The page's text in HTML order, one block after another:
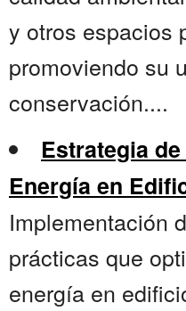
y otros espacios
promoviendo su
conservación....
Estrategia
Energía en
Implementación
prácticas que
energía en